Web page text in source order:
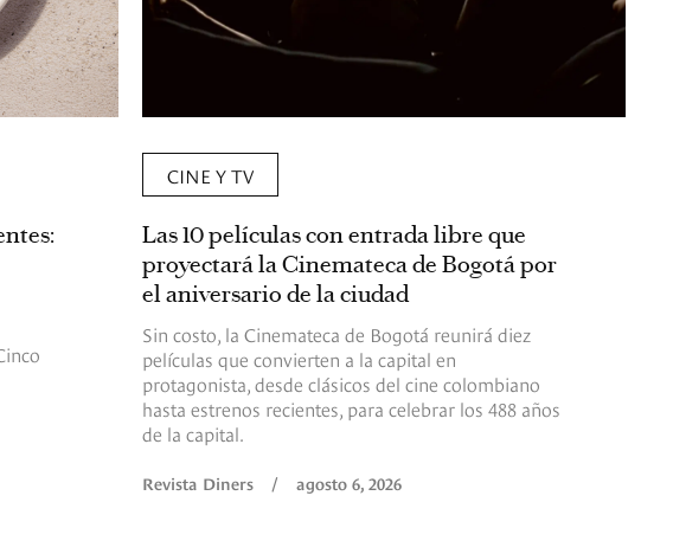
CINE Y TV
Las 10 películas con entrada libre que
proyectará la Cinemateca de Bogotá por
el aniversario de la ciudad
Sin costo, la Cinemateca de Bogotá reunirá diez
películas que convierten a la capital en
protagonista, desde clásicos del cine colombiano
hasta estrenos recientes, para celebrar los 488 años
de la capital.
Revista Diners / agosto 6, 2026